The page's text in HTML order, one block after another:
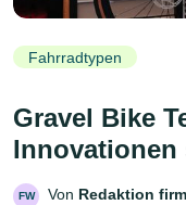
Fahrradtypen
Gravel Bike
Innovationen
FW Von Redaktion